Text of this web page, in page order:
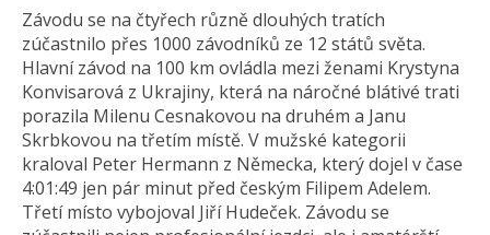
Závodu se na čtyřech různě dlouhých tratích
zúčastnilo přes 1000 závodníků ze 12 států světa.
Hlavní závod na 100 km ovládla mezi ženami Krystyna
Konvisarová z Ukrajiny, která na náročné blátivé trati
porazila Milenu Cesnakovou na druhém a Janu
Skrbkovou na třetím místě. V mužské kategorii
kraloval Peter Hermann z Německa, který dojel v čase
4:01:49 jen pár minut před českým Filipem Adelem.
Třetí místo vybojoval Jiří Hudeček. Závodu se